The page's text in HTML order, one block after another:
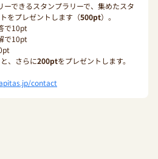
ーできるスタンプラリーで、集めたスタ
をプレゼントします（500pt）。
で10pt
で10pt
、さらに200ptをプレゼントします。
contact